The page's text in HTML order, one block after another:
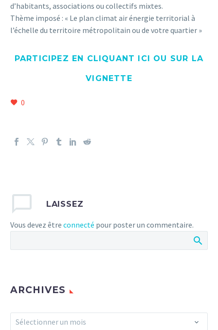
d’habitants, associations ou collectifs mixtes.
Thème imposé : « Le plan climat air énergie territorial à
l’échelle du territoire métropolitain ou de votre quartier »
PARTICIPEZ EN CLIQUANT ICI OU SUR LA
VIGNETTE
0
LAISSEZ
Vous devez être connecté pour poster un commentaire.
ARCHIVES
Archives
Sélectionner un mois